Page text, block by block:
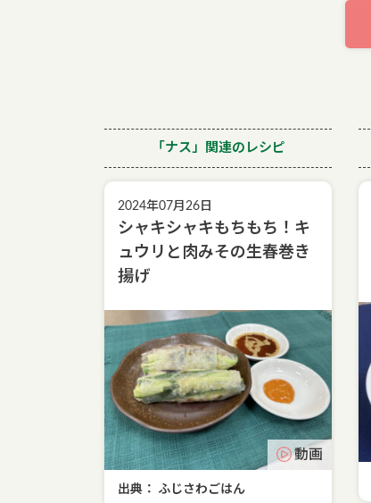
「ナス」関連のレシピ
2024年07月26日
シャキシャキもちもち！キ
ュウリと肉みその生春巻き
揚げ
動画
出典： ふじさわごはん